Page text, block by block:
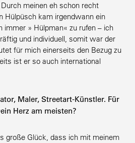
meinen eh schon recht
Hülpüsch kam irgendwann ein
immer » Hülpman« zu rufen – ich
und indivi­duell, somit war der
für mich einer­seits den Bezug zu
ist er so auch inter­na­tional
Maler, Streetart-Künstler. Für
Herz am meisten?
große Glück, dass ich mit meinem